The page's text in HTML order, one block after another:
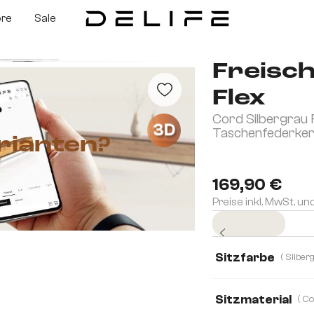
Sale
Flex
Cord Silbergrau
169,90 €
Preise inkl. MwSt.
Sitzfarbe
Sitzmaterial
3D